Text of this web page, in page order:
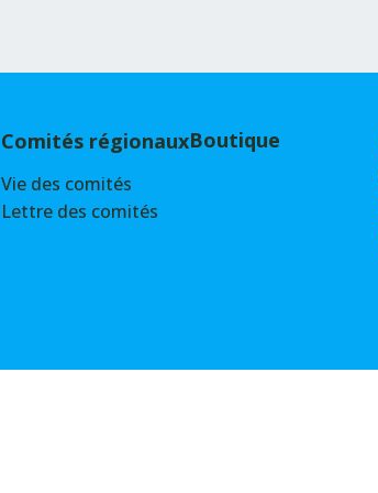
Comités régionaux
Vie des comités
Lettre des comités
Boutique